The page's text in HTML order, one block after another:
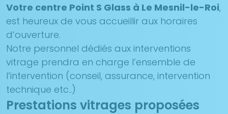
Votre centre Point S Glass à Le Mesnil-le-Roi,
est heureux de vous accueillir aux horaires
d’ouverture.
Notre personnel dédiés aux interventions
vitrage prendra en charge l’ensemble de
l’intervention (conseil, assurance, intervention
technique etc..)
Prestations vitrages proposées